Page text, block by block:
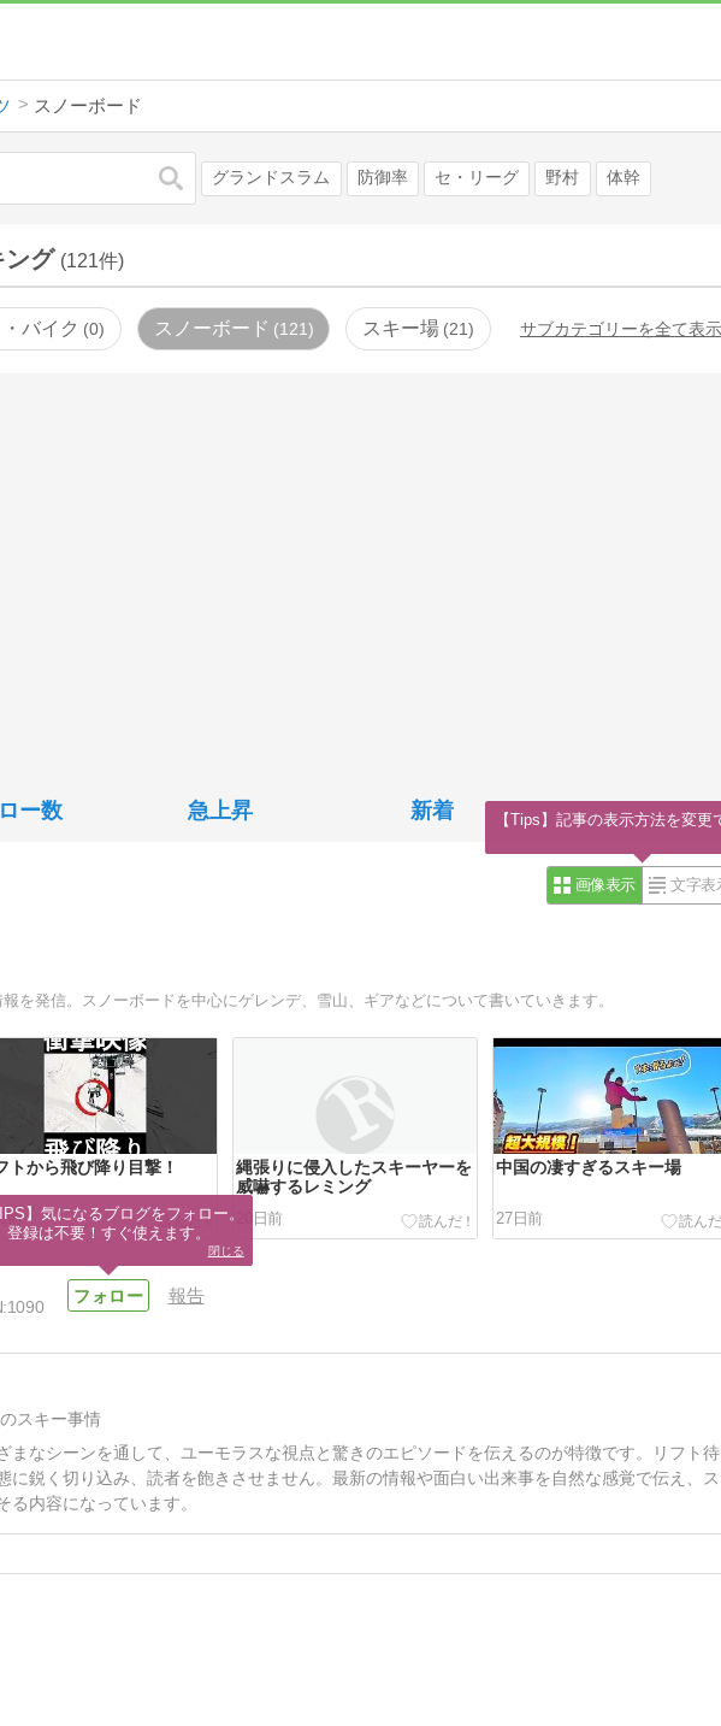
スノーボード
検索 グランドスラム 防御率 セ・リーグ 野村 体幹
ング (121件)
バイク 0 スノーボード 121 スキー場 21 サブカテゴリーを全て表
ー数 急上昇 新着
画像表示 文字表
を発信。スノーボードを中心にゲレンデ、雪山、ギアなどについて書いていきます。
トから飛び降り目撃！
前
縄張りに侵入したスキーヤーを
威嚇するレミング
20日前
中国の凄すぎるスキー場
27日前
1090
報告
スキー事情
まなシーンを通して、ユーモラスな視点と驚きのエピソードを伝えるのが特徴です。リフト待
に鋭く切り込み、読者を飽きさせません。最新の情報や面白い出来事を自然な感覚で伝え、ス
内容になっています。
】気になるブログをフォロー。
登録は不要！すぐ使えます。
閉じる
【Tips】記事の表示方法を変更